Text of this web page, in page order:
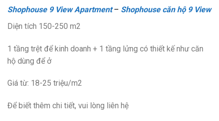
Shophouse 9 View Apartment– Shophouse căn hộ 9 View
Diện tích 150-250 m2
1 tầng trệt để kinh doanh + 1 tầng lửng có thiết kế như căn
hộ dùng để ở
Giá từ: 18-25 triệu/m2
Để biết thêm chi tiết, vui lòng liên hệ